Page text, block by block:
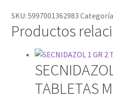
SKU: 5997001362983
Productos
TABLETAS